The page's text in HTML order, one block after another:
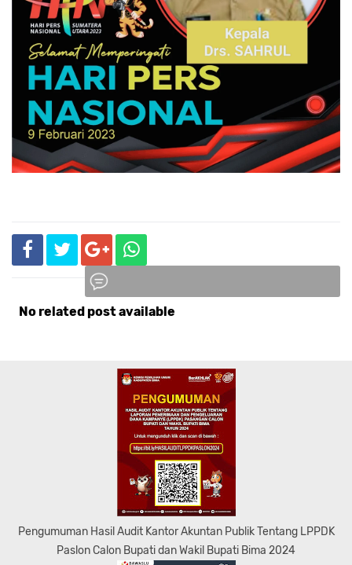
No related post available
Pengumuman Hasil Audit Kantor Akuntan Publik Tentang LPPDK
Paslon Calon Bupati dan Wakil Bupati Bima 2024